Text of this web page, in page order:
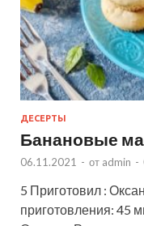
ДЕСЕРТЫ
Банановые
06.11.2021 - от admin -
5 Приготовил :
приготовления: 45